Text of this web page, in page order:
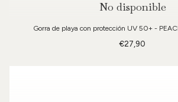
No disponible
Gorra de playa con protección UV 50+ -
€27,90